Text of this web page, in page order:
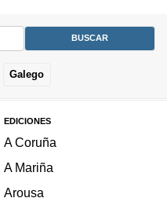
Galego
EDICIONES
A Coruña
A Mariña
Arousa